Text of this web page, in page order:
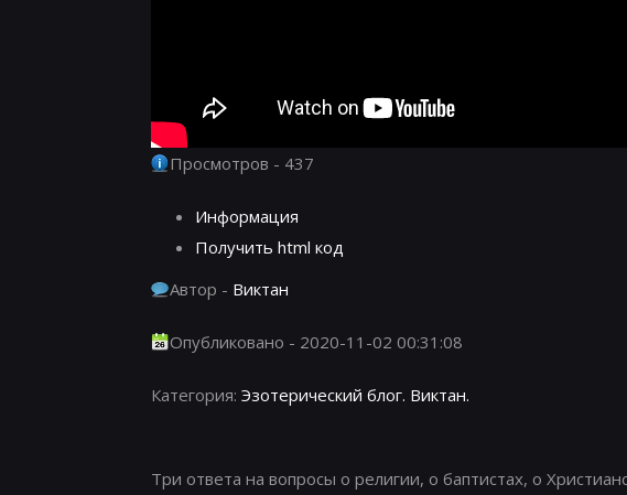
Просмотров - 437
Информация
Получить html код
Автор - Виктан
Опубликовано - 2020-11-02 00:31:08
Категория: Эзотерический блог. Виктан.
Три ответа на вопросы о религии, о баптистах, о